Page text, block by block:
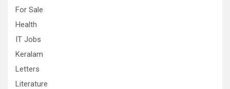
For Sale
Health
IT Jobs
Keralam
Letters
Literature